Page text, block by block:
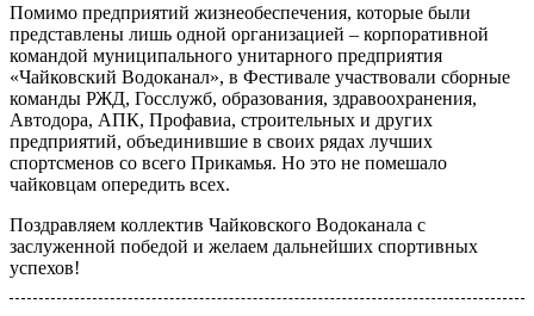
Помимо предприятий жизнеобеспечения, которые были
представлены лишь одной организацией – корпоративной
командой муниципального унитарного предприятия
«Чайковский Водоканал», в Фестивале участвовали сборные
команды РЖД, Госслужб, образования, здравоохранения,
Автодора, АПК, Профавиа, строительных и других
предприятий, объединившие в своих рядах лучших
спортсменов со всего Прикамья. Но это не помешало
чайковцам опередить всех.
Поздравляем коллектив Чайковского Водоканала с
заслуженной победой и желаем дальнейших спортивных
успехов!